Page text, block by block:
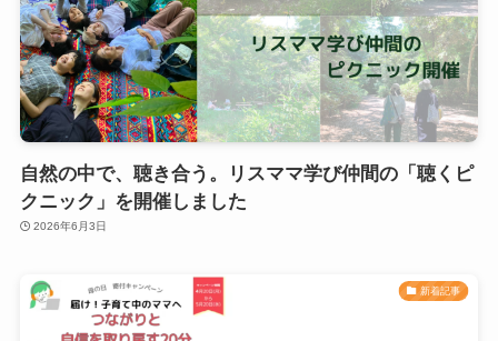
自然の中で、聴き合う。リスママ学び仲間の「聴くピ
クニック」を開催しました
2026年6月3日
新着記事